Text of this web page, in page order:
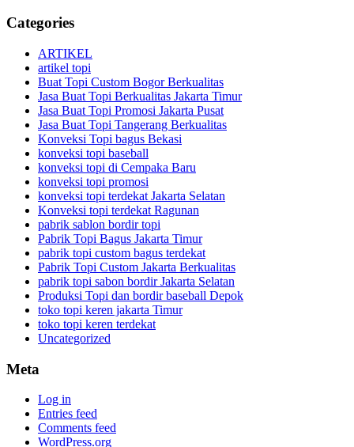
Categories
ARTIKEL
artikel topi
Buat Topi Custom Bogor Berkualitas
Jasa Buat Topi Berkualitas Jakarta Timur
Jasa Buat Topi Promosi Jakarta Pusat
Jasa Buat Topi Tangerang Berkualitas
Konveksi Topi bagus Bekasi
konveksi topi baseball
konveksi topi di Cempaka Baru
konveksi topi promosi
konveksi topi terdekat Jakarta Selatan
Konveksi topi terdekat Ragunan
pabrik sablon bordir topi
Pabrik Topi Bagus Jakarta Timur
pabrik topi custom bagus terdekat
Pabrik Topi Custom Jakarta Berkualitas
pabrik topi sabon bordir Jakarta Selatan
Produksi Topi dan bordir baseball Depok
toko topi keren jakarta Timur
toko topi keren terdekat
Uncategorized
Meta
Log in
Entries feed
Comments feed
WordPress.org